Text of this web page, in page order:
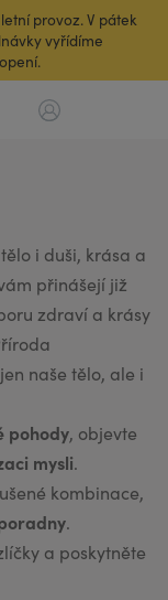
provoz. V pátek
vyřídíme
i duši, krása a
přinášejí již
zdraví a krásy
naše tělo, ale i
pohody, objevte
mysli.
kombinace,
.
a poskytněte